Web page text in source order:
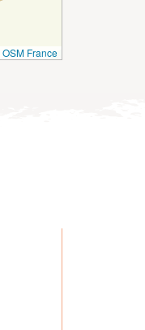
OSM France